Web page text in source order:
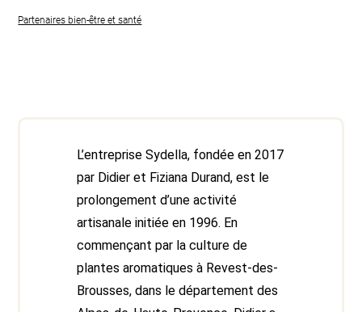
Partenaires bien-être et santé
L’entreprise Sydella, fondée en 2017
par Didier et Fiziana Durand, est le
prolongement d’une activité
artisanale initiée en 1996. En
commençant par la culture de
plantes aromatiques à Revest-des-
Brousses, dans le département des